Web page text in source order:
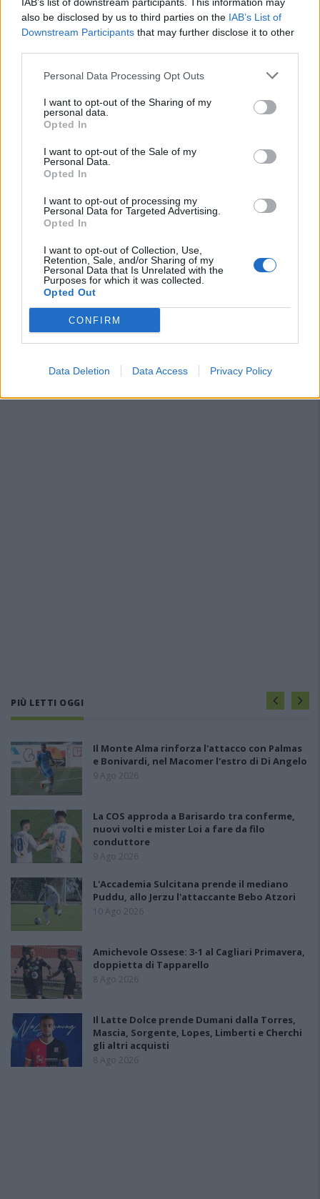
also be disclosed by us to third parties on the IAB’s List of
Downstream Participants that may further disclose it to other
Personal Data Processing Opt Outs
I want to opt-out of the Sharing of my
personal data.
Opted In
I want to opt-out of the Sale of my
Personal Data.
Opted In
I want to opt-out of processing my
Personal Data for Targeted Advertising.
Opted In
I want to opt-out of Collection, Use,
Retention, Sale, and/or Sharing of my
Personal Data that Is Unrelated with the
Purposes for which it was collected.
Opted Out
CONFIRM
Data Deletion Data Access Privacy Policy
17 Nicola Vacca Atletico Cagliari 9
Matteo Cardia Cus Cagliari
PIÙ LETTI OGGI
Il Monte Alma rinforza l'attacco con Palmas
e Bonivardi, nel Macomer l'estro di Di Angelo
9 Ago 2026
La COS approda a Barisardo tra conferme,
nuovi volti e mister Loi a fare da filo
conduttore
9 Ago 2026
L'Accademia Sulcitana prende il mediano
Puddu, allo Jerzu l'attaccante Bebo Atzori
10 Ago 2026
Amichevole Ossese: 3-1 al Cagliari Primavera,
doppietta di Tapparello
8 Ago 2026
Il Latte Dolce prende Dumani dalla Torres,
Mascia, Sorgente, Lopes, Limberti e Cherchi
gli altri acquisti
8 Ago 2026